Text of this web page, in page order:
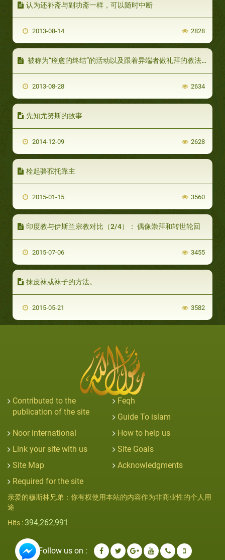
认为还补斋与副功斋一样，可以随时中断
2013-08-14 2828
被称为“痊愈的终结”的活动以及跟着异端者做礼拜的教法律例是什么？
2013-08-28 2634
先知尤努斯的故事
2014-12-09 2628
栓起骆驼托靠主
2015-01-15 3560
印度教与伊斯兰宗教对比（2/4）： 偶像崇拜和转世轮回
2015-07-06 3455
抹皮袜或袜子的方法。
2015-05-21 3582
Contributed to the
publication of the site
Feqh
Guide To islam
Noor international
How to help us
Link your site with us
Site Goals
Site Map
Acknowledgments
Required for the site
亲爱的穆斯林兄弟：你有权使用本站的内容作为非商业性的个人用
途
Hits : 394,262,991
Follow us on :